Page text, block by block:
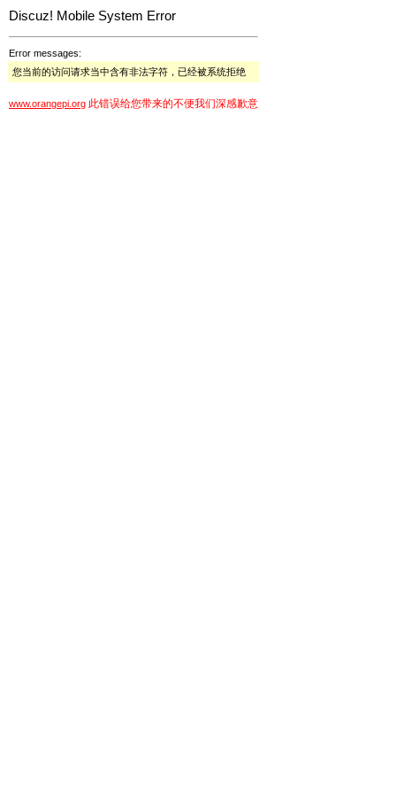
Discuz! Mobile System Error
Error messages:
您当前的访问请求当中含有非法字符，已经被系统拒绝
www.orangepi.org 此错误给您带来的不便我们深感歉意